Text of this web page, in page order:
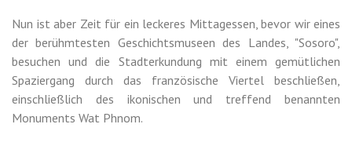
Nun ist aber Zeit für ein leckeres Mittagessen, bevor wir eines
der berühmtesten Geschichtsmuseen des Landes, "Sosoro",
besuchen und die Stadterkundung mit einem gemütlichen
Spaziergang durch das französische Viertel beschließen,
einschließlich des ikonischen und treffend benannten
Monuments Wat Phnom.